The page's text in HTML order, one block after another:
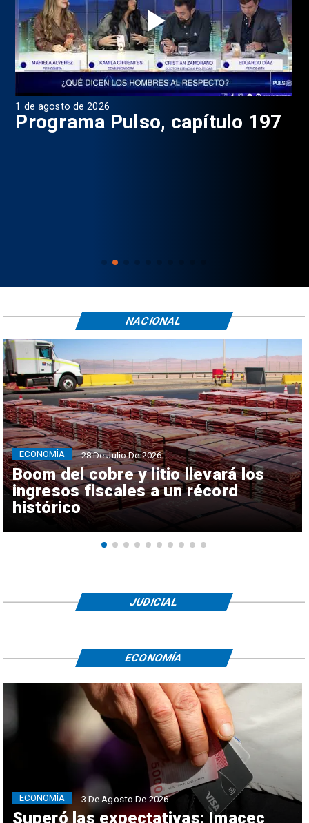
1 de agosto de 2026
Programa Pulso, capítulo 197
Boom del cobre y litio llevará los
ingresos fiscales a un récord
histórico
ECONOMÍA 28 De Julio De 2026
NACIONAL
JUDICIAL
Superó las expectativas: Imacec
ECONOMÍA 3 De Agosto De 2026
ECONOMÍA